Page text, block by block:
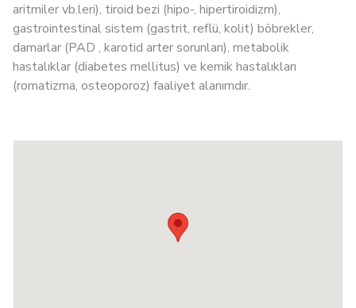
aritmiler vb.leri), tiroid bezi (hipo-, hipertiroidizm),
gastrointestinal sistem (gastrit, reflü, kolit) böbrekler,
damarlar (PAD , karotid arter sorunları), metabolik
hastalıklar (diabetes mellitus) ve kemik hastalıkları
(romatizma, osteoporoz) faaliyet alanımdır.